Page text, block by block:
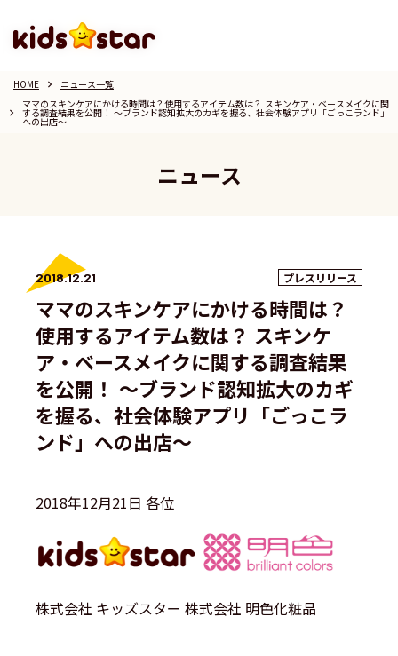
HOME keyboard_arrow_right ニュース一覧
keyboard_arrow_right
ママのスキンケアにかける時間は？使用するアイテム数は？ スキンケア・ベースメイクに関
する調査結果を公開！ 〜ブランド認知拡大のカギを握る、社会体験アプリ「ごっこランド」
への出店〜
ニュース
2018.12.21 プレスリリース
ママのスキンケアにかける時間は？
使用するアイテム数は？ スキンケ
ア・ベースメイクに関する調査結果
を公開！ 〜ブランド認知拡大のカギ
を握る、社会体験アプリ「ごっこラ
ンド」への出店〜
2018年12月21日 各位
株式会社 キッズスター 株式会社 明色化粧品